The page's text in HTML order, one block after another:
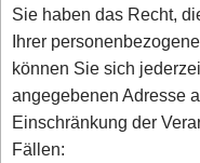
Sie haben das Recht,
Ihrer
können Sie sich
angegebenen Adresse
Einschränkung der
Fällen: